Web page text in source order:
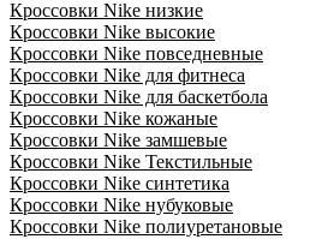
Кроссовки Nike низкие
Кроссовки Nike высокие
Кроссовки Nike повседневные
Кроссовки Nike для фитнеса
Кроссовки Nike для баскетбола
Кроссовки Nike кожаные
Кроссовки Nike замшевые
Кроссовки Nike Текстильные
Кроссовки Nike синтетика
Кроссовки Nike нубуковые
Кроссовки Nike полиуретановые